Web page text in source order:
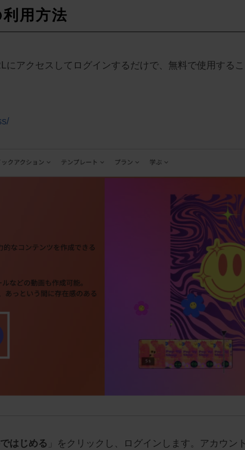
用方法
アクセスしてログインするだけで、無料で使用するこ
はじめる
」をクリックし、ログインします。アカウン